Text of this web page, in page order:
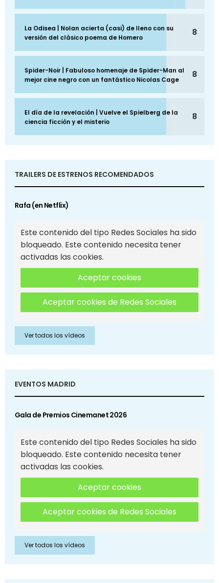
La Odisea | Nolan acierta (casi) de lleno con su
versión del clásico poema de Homero
8
Spider-Noir | Fabuloso homenaje de Spider-Man al
mejor cine negro con un fantástico Nicolas Cage
8
El día de la revelación | Vuelve el Spielberg de la
ciencia ficción y el misterio
8
TRAILERS DE ESTRENOS RECOMENDADOS
Rafa (en Netflix)
Este contenido del tipo Redes Sociales ha sido
bloqueado. Este contenido necesita tener
activadas las cookies.
Aceptar cookies
Aceptar cookies de Redes Sociales
Ver todos los vídeos
EVENTOS MADRID
Gala de Premios Cinemanet 2026
Este contenido del tipo Redes Sociales ha sido
bloqueado. Este contenido necesita tener
activadas las cookies.
Aceptar cookies
Aceptar cookies de Redes Sociales
Ver todos los vídeos